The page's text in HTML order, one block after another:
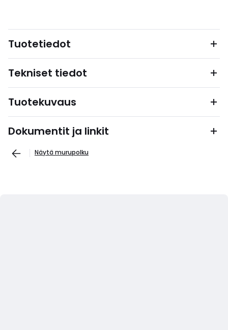
Tuotetiedot
Tekniset tiedot
Tuotekuvaus
Dokumentit ja linkit
Näytä murupolku